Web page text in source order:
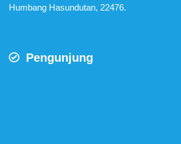
Humbang Hasundutan, 22476.
Pengunjung